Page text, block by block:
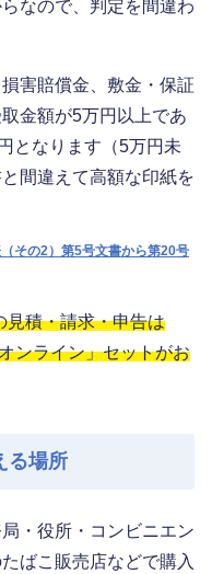
なので、判定を間違わ
害賠償金、敷金・保証
金額が5万円以上であ
となります（5万円未
間違えて高額な印紙を
その2）第5号文書から第20号
見積・請求・申告は
ンライン」セットがお
る場所
・役所・コンビニエン
ばこ販売店などで購入